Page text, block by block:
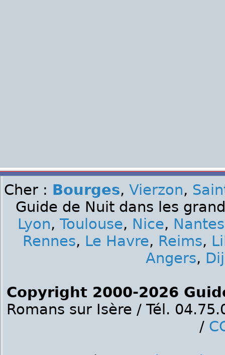
Cher : Bourges, Vierzon,
Guide de Nuit dans les
Lyon, Toulouse, Nice, Nantes
Rennes, Le Havre, Reims,
Angers,
Copyright 2000-2026
Romans sur Isère / Tél.
/